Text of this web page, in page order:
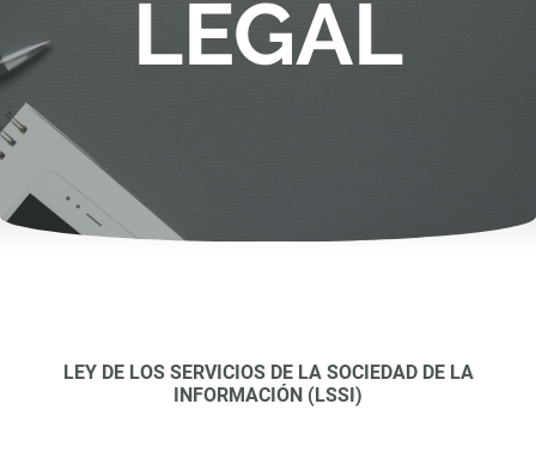
LEGAL
LEY DE LOS SERVICIOS DE LA SOCIEDAD DE LA
INFORMACIÓN (LSSI)